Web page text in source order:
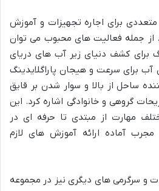
برای اجاره تجهیزات و آموزش
از جمله فعالیت های محبوب می توان
برای کشف دنیای زیر آب های دریای
برای سرعت و هیجان پاراگلایدینگ
ساحل از بالا و سوار شدن بر قایق
گروهی و خانوادگی اشاره کرد. این
مهارت از مبتدی تا حرفه ای در
آماده ارائه آموزش های لازم
و سرگرمی های دیگری نیز در مجموعه